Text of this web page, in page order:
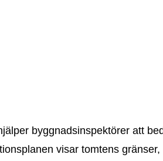
byggnadsinspektörer att
visar tomtens